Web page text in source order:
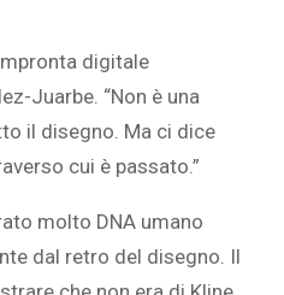
digitale
Juarbe. “Non è una
il disegno. Ma ci dice
cui è passato.”
molto DNA umano
dal retro del disegno. Il